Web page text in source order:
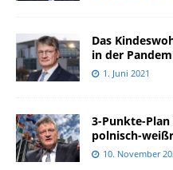
Das
in der
1. Juni 2021
3-Punkte-
polnisch-
10. November